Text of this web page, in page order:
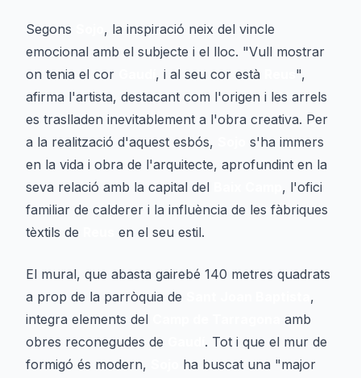
Segons
, la inspiració neix del vincle
emocional amb el subjecte i el lloc. "Vull mostrar
on tenia el cor
, i al seu cor està
",
afirma l'artista, destacant com l'origen i les arrels
es traslladen inevitablement a l'obra creativa. Per
a la realització d'aquest esbós,
s'ha immers
en la vida i obra de l'arquitecte, aprofundint en la
seva relació amb la capital del
, l'ofici
familiar de calderer i la influència de les fàbriques
tèxtils de
en el seu estil.
El mural, que abasta gairebé 140 metres quadrats
a prop de la parròquia de
,
integra elements del
amb
obres reconegudes de
. Tot i que el mur de
formigó és modern,
ha buscat una "major